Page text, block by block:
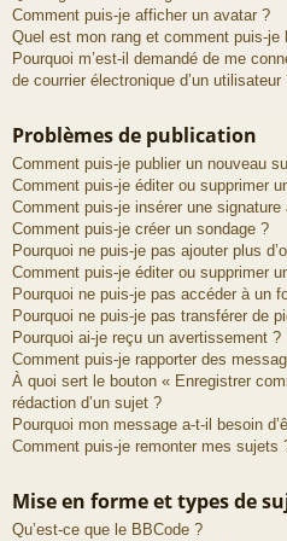
Comment puis-je afficher un avatar ?
Quel est mon rang et comment puis-je
Pourquoi m’est-il demandé de me
de courrier électronique d’un utilisateur
Problèmes de publication
Comment puis-je publier un nouveau
Comment puis-je éditer ou supprimer
Comment puis-je insérer une
Comment puis-je créer un sondage ?
Pourquoi ne puis-je pas ajouter plus
Comment puis-je éditer ou supprimer
Pourquoi ne puis-je pas accéder à un
Pourquoi ne puis-je pas transférer de
Pourquoi ai-je reçu un avertissement ?
Comment puis-je rapporter des
À quoi sert le bouton « Enregistrer
rédaction d’un sujet ?
Pourquoi mon message a-t-il besoin
Comment puis-je remonter mes sujets
Mise en forme et types de
Qu’est-ce que le BBCode ?